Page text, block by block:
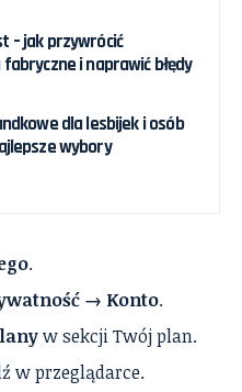
– jak przywrócić
i naprawić błędy
dla lesbijek i osób
wybory
.
→ Konto.
w sekcji Twój plan.
w przeglądarce.